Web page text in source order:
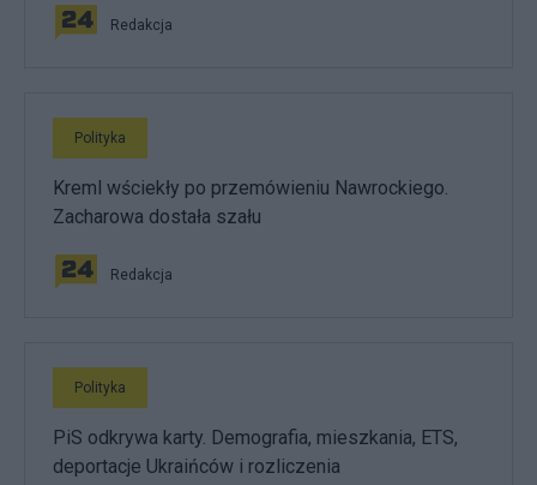
Redakcja
Polityka
Kreml wściekły po przemówieniu Nawrockiego.
Zacharowa dostała szału
Redakcja
Polityka
PiS odkrywa karty. Demografia, mieszkania, ETS,
deportacje Ukraińców i rozliczenia